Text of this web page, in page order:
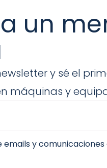
un
y sé el
máquinas y
y